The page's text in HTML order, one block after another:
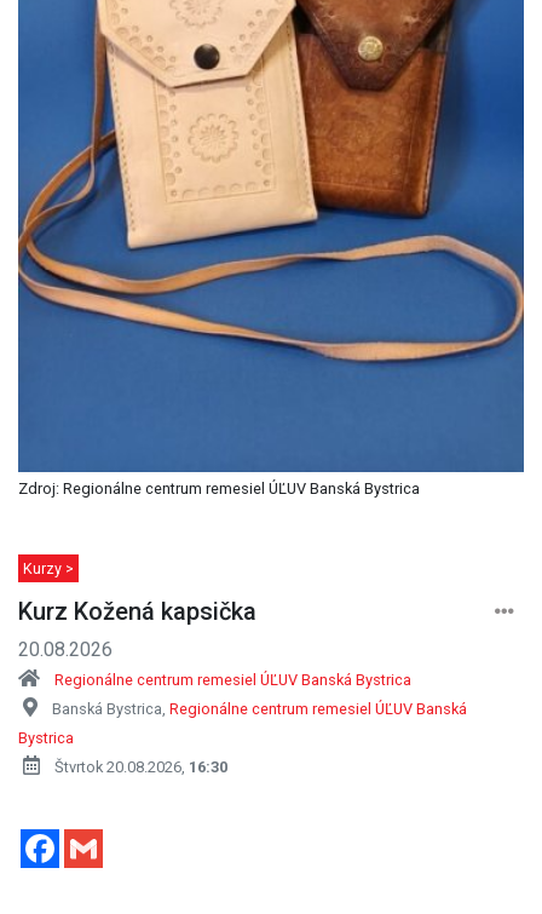
Zdroj: Regionálne centrum remesiel ÚĽUV Banská Bystrica
Kurzy >
Kurz Kožená kapsička
20.08.2026
Regionálne centrum remesiel ÚĽUV Banská Bystrica
Banská Bystrica, Regionálne centrum remesiel ÚĽUV Banská
Bystrica
Štvrtok 20.08.2026, 16:30
Facebook